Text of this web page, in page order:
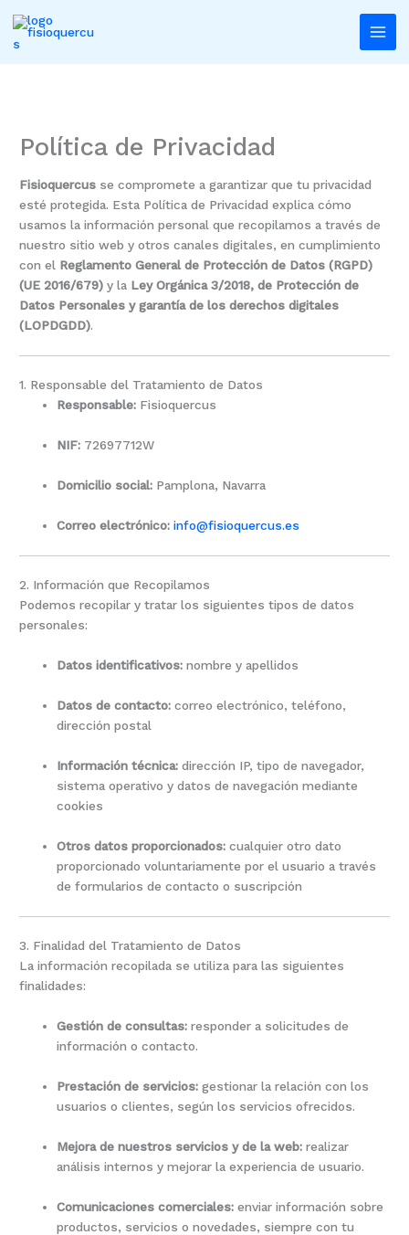
contenido
Política de Privacidad
Fisioquercus se compromete a garantizar que tu privacidad
esté protegida. Esta Política de Privacidad explica cómo
usamos la información personal que recopilamos a través de
nuestro sitio web y otros canales digitales, en cumplimiento
con el Reglamento General de Protección de Datos (RGPD)
(UE 2016/679) y la Ley Orgánica 3/2018, de Protección de
Datos Personales y garantía de los derechos digitales
(LOPDGDD).
1. Responsable del Tratamiento de Datos
Responsable: Fisioquercus
NIF: 72697712W
Domicilio social: Pamplona, Navarra
Correo electrónico: info@fisioquercus.es
2. Información que Recopilamos
Podemos recopilar y tratar los siguientes tipos de datos
personales:
Datos identificativos: nombre y apellidos
Datos de contacto: correo electrónico, teléfono,
dirección postal
Información técnica: dirección IP, tipo de navegador,
sistema operativo y datos de navegación mediante
cookies
Otros datos proporcionados: cualquier otro dato
proporcionado voluntariamente por el usuario a través
de formularios de contacto o suscripción
3. Finalidad del Tratamiento de Datos
La información recopilada se utiliza para las siguientes
finalidades:
Gestión de consultas: responder a solicitudes de
información o contacto.
Prestación de servicios: gestionar la relación con los
usuarios o clientes, según los servicios ofrecidos.
Mejora de nuestros servicios y de la web: realizar
análisis internos y mejorar la experiencia de usuario.
Comunicaciones comerciales: enviar información sobre
productos, servicios o novedades, siempre con tu